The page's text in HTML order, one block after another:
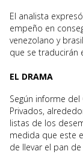
El analista
empeño en
venezolano y
que se traducirán
EL DRAMA
Según informe del
Privados,
listas de los
medida que este
de llevar el pan